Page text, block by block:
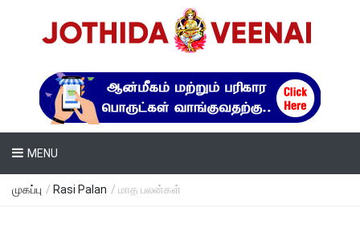
MENU
முகப்பு / Rasi Palan / மாத பலன்கள்